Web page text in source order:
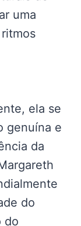
uma
ela se
genuína e
da
do
do